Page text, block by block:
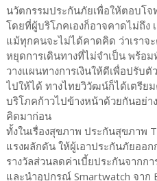
นวัตกรรมประกันภัยเพื่อให้ตอบโจ
โดยที่ผู้บริโภคเองก็อาจคาดไม่ถึ
แม้ทุกคนจะไม่ได้คาดคิด ว่าเราจ
หยุดการเดินทางที่ไม่จำเป็น พร้อ
วางแผนทางการเงินให้ดีเพื่อปรับ
ไปให้ได้ ทางไทยวิวัฒน์ก็ได้เตรีย
บริโภคก้าวไปข้างหน้าด้วยกันอย่
คิดมาก่อน
ทั้งในเรื่องสุขภาพ ประกันสุขภาพ
แรงผลักดัน ให้ผู้เอาประกันภัยออ
รางวัลส่วนลดค่าเบี้ยประกันจากก
และนำอุปกรณ์ Smartwatch จาก